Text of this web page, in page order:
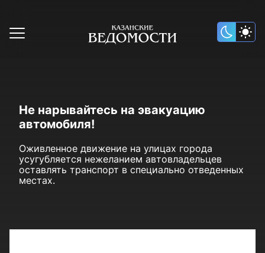
Не нарывайтесь на эвакуацию
автомобиля!
Оживленное движение на улицах города
усугубляется нежеланием автовладельцев
оставлять транспорт в специально отведенных
местах.